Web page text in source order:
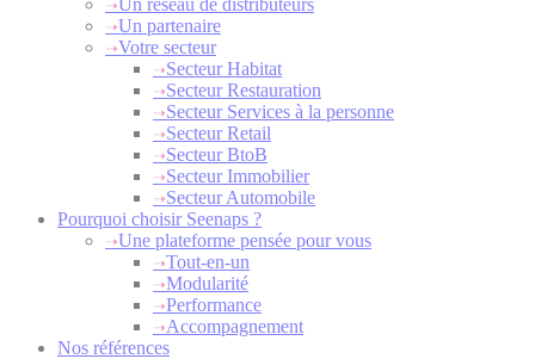
Un réseau de distributeurs
Un partenaire
Votre secteur
Secteur Habitat
Secteur Restauration
Secteur Services à la personne
Secteur Retail
Secteur BtoB
Secteur Immobilier
Secteur Automobile
Pourquoi choisir Seenaps ?
Une plateforme pensée pour vous
Tout-en-un
Modularité
Performance
Accompagnement
Nos références